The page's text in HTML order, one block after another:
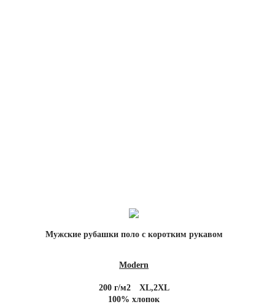
Мужские рубашки поло с коротким рукавом
Modern
200 г/м2
XL,2XL
100% хлопок